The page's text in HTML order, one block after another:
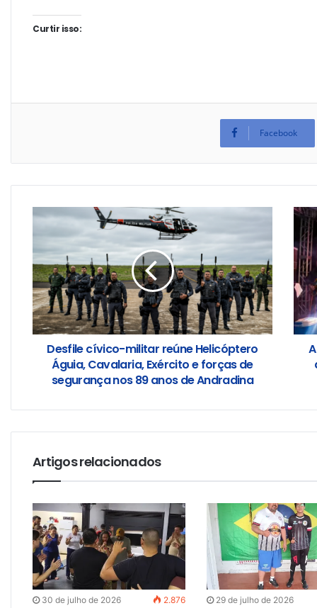
Curtir isso:
Facebook
Desfile cívico-militar reúne Helicóptero
Águia, Cavalaria, Exército e forças de
segurança nos 89 anos de Andradina
Artigos relacionados
30 de julho de 2026 2.876 29 de julho de 2026